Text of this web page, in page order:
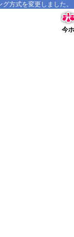
を変更しました。
今